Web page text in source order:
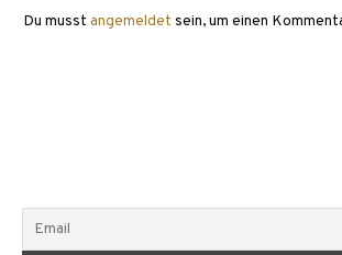
Du musstangemeldet sein, um einen